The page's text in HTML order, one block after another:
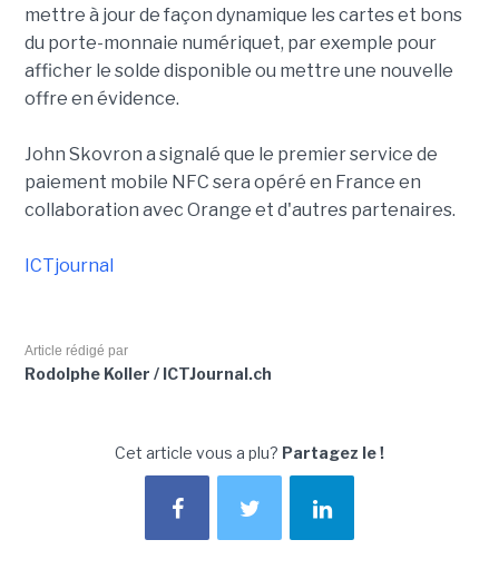
mettre à jour de façon dynamique les cartes et bons
du porte-monnaie numériquet, par exemple pour
afficher le solde disponible ou mettre une nouvelle
offre en évidence.
John Skovron a signalé que le premier service de
paiement mobile NFC sera opéré en France en
collaboration avec Orange et d'autres partenaires.
ICTjournal
Article rédigé par
Rodolphe Koller / ICTJournal.ch
Cet article vous a plu? Partagez le !